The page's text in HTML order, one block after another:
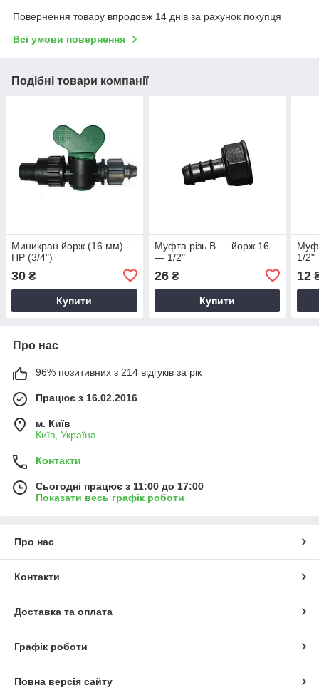
Повернення товару впродовж 14 днів за рахунок покупця
Всі умови повернення
Подібні товари компанії
Миникран йорж (16 мм) -
НР (3/4")
30 ₴
Купити
Муфта різь В — йорж 16
— 1/2"
26₴
Купити
1/2"
12
Про нас
96% позитивних з 214 відгуків за рік
Працює з 16.02.2016
м. Київ
Київ, Україна
Контакти
Сьогодні працює з 11:00 до 17:00
Показати весь графік роботи
Про нас
Контакти
Доставка та оплата
Графік роботи
Повна версія сайту